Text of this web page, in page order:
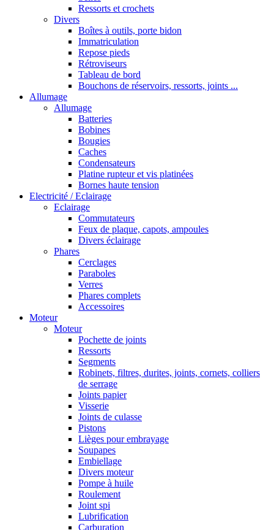
Ressorts et crochets
Divers
Boîtes à outils, porte bidon
Immatriculation
Repose pieds
Rétroviseurs
Tableau de bord
Bouchons de réservoirs, ressorts, joints ...
Allumage
Allumage
Batteries
Bobines
Bougies
Caches
Condensateurs
Platine rupteur et vis platinées
Bornes haute tension
Electricité / Eclairage
Eclairage
Commutateurs
Feux de plaque, capots, ampoules
Divers éclairage
Phares
Cerclages
Paraboles
Verres
Phares complets
Accessoires
Moteur
Moteur
Pochette de joints
Ressorts
Segments
Robinets, filtres, durites, joints, cornets, colliers
de serrage
Joints papier
Visserie
Joints de culasse
Pistons
Lièges pour embrayage
Soupapes
Embiellage
Divers moteur
Pompe à huile
Roulement
Joint spi
Lubrification
Carburation